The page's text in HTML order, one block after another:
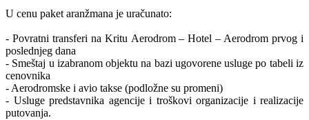
U cenu paket aranžmana je uračunato:
- Povratni transferi na Kritu Aerodrom – Hotel – Aerodrom prvog i
poslednjeg dana
- Smeštaj u izabranom objektu na bazi ugovorene usluge po tabeli iz
cenovnika
- Aerodromske i avio takse (podložne su promeni)
- Usluge predstavnika agencije i troškovi organizacije i realizacije
putovanja.